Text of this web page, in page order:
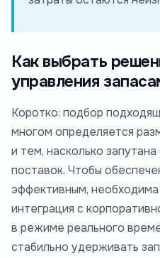
Как выбрать
управления
Коротко: подбор
многом определяется
и тем, насколько
поставок. Чтобы
эффективным,
интеграция с
в режиме реального
стабильно удерживать